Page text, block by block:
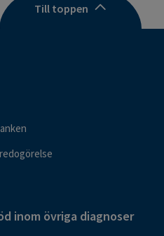
Till toppen
inom övriga diagnoser